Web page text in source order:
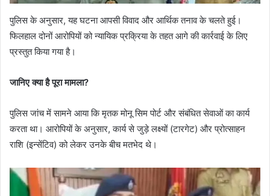
पुलिस के अनुसार, यह घटना आपसी विवाद और आर्थिक तनाव के चलते हुई।
फिलहाल दोनों आरोपियों को न्यायिक प्रक्रिया के तहत आगे की कार्रवाई के लिए
प्रस्तुत किया गया है।
जानिए क्या है पूरा मामला?
पुलिस जांच में सामने आया कि मृतक मोनू सिम पोर्ट और संबंधित सेवाओं का कार्य
करता था। आरोपियों के अनुसार, कार्य से जुड़े लक्ष्यों (टारगेट) और प्रोत्साहन
राशि (इन्सेंटिव) को लेकर उनके बीच मतभेद थे।